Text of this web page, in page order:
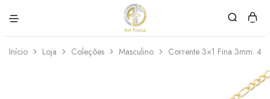
Force
personalizadas
Início Loja Coleções Masculino Corrente 3×1 Fina 3mm.